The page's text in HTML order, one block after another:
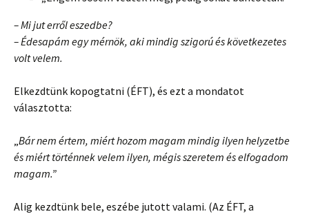
– Mi jut erről eszedbe?
– Édesapám egy mérnök, aki mindig szigorú és következetes
volt velem.
Elkezdtünk kopogtatni (ÉFT), és ezt a mondatot
választotta:
„Bár nem értem, miért hozom magam mindig ilyen helyzetbe
és miért történnek velem ilyen, mégis szeretem és elfogadom
magam.”
Alig kezdtünk bele, eszébe jutott valami. (Az ÉFT, a